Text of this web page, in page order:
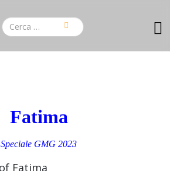
Fatima
Speciale GMG 2023